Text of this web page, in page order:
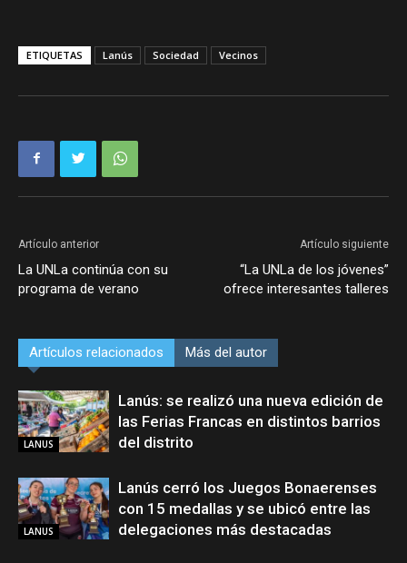
ETIQUETAS Lanús Sociedad Vecinos
Artículo anterior
La UNLa continúa con su
programa de verano
Artículo siguiente
“La UNLa de los jóvenes”
ofrece interesantes talleres
Artículos relacionados Más del autor
LANUS
Lanús: se realizó una nueva edición de
las Ferias Francas en distintos barrios
del distrito
LANUS
Lanús cerró los Juegos Bonaerenses
con 15 medallas y se ubicó entre las
delegaciones más destacadas